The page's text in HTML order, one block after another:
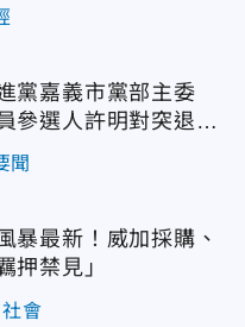
黨嘉義市黨部主委
參選人許明對突退
聞
暴最新！威加採購、
押禁見」
社會